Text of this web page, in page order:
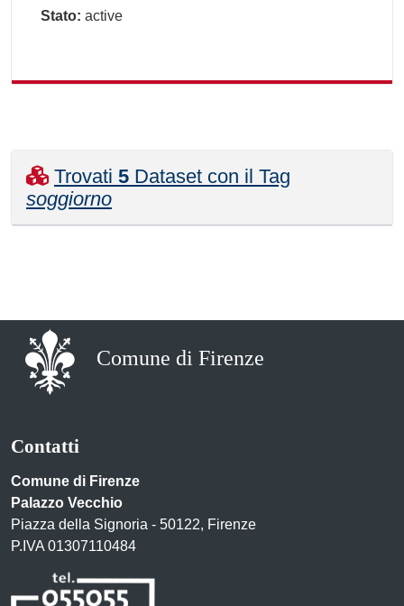
Stato: active
Trovati 5 Dataset con il Tag
soggiorno
Comune di Firenze
Contatti
Comune di Firenze
Palazzo Vecchio
Piazza della Signoria - 50122, Firenze
P.IVA 01307110484